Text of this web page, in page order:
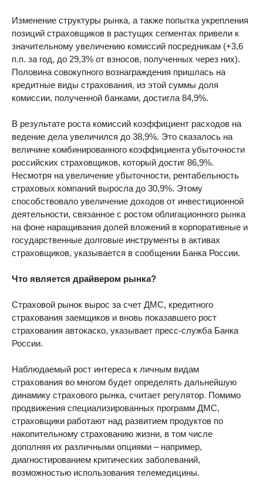
Изменение структуры рынка, а также попытка укрепления
позиций страховщиков в растущих сегментах привели к
значительному увеличению комиссий посредникам (+3,6
п.п. за год, до 29,3% от взносов, полученных через них).
Половина совокупного вознаграждения пришлась на
кредитные виды страхования, из этой суммы доля
комиссии, полученной банками, достигла 84,9%.
В результате роста комиссий коэффициент расходов на
ведение дела увеличился до 38,9%. Это сказалось на
величине комбинированного коэффициента убыточности
российских страховщиков, который достиг 86,9%.
Несмотря на увеличение убыточности, рентабельность
страховых компаний выросла до 30,9%. Этому
способствовало увеличение доходов от инвестиционной
деятельности, связанное с ростом облигационного рынка
на фоне наращивания долей вложений в корпоративные и
государственные долговые инструменты в активах
страховщиков, указывается в сообщении Банка России.
Что является драйвером рынка?
Страховой рынок вырос за счет ДМС, кредитного
страхования заемщиков и вновь показавшего рост
страхования автокаско, указывает пресс-служба Банка
России.
Наблюдаемый рост интереса к личным видам
страхования во многом будет определять дальнейшую
динамику страхового рынка, считает регулятор. Помимо
продвижения специализированных программ ДМС,
страховщики работают над развитием продуктов по
накопительному страхованию жизни, в том числе
дополняя их различными опциями – например,
диагностированием критических заболеваний,
возможностью использования телемедицины.